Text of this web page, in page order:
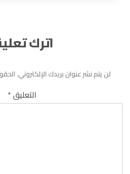
اترك
لن يتم نشر عنوان بريدك الإلكتروني.
التعليق*